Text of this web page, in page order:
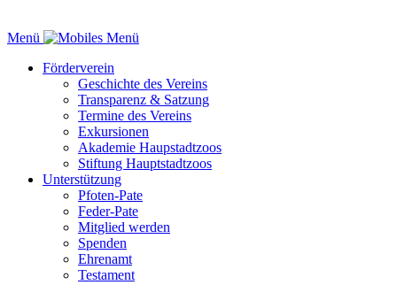
Menü
Förderverein
Geschichte des Vereins
Transparenz & Satzung
Termine des Vereins
Exkursionen
Akademie Haupstadtzoos
Stiftung Hauptstadtzoos
Unterstützung
Pfoten-Pate
Feder-Pate
Mitglied werden
Spenden
Ehrenamt
Testament